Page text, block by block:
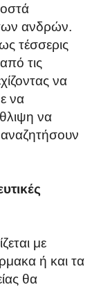
ανδρών.
τέσσερις
τις
να
να
να
με
ή και τα
θα